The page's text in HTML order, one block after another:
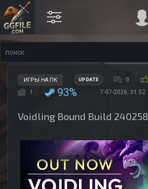
ИГРЫ НА ПК UPDATE 0
1 93% 7-07-2026, 01:52
Voidling Bound Build